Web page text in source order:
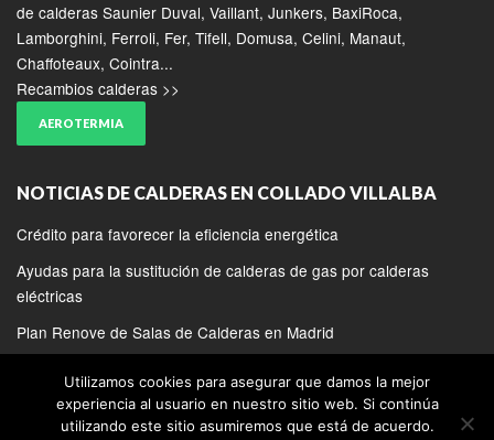
Utilizamos cookies para asegurar que damos la mejor
experiencia al usuario en nuestro sitio web. Si continúa
utilizando este sitio asumiremos que está de acuerdo.
de calderas Saunier Duval, Vaillant, Junkers, BaxiRoca,
Lamborghini, Ferroli, Fer, Tifell, Domusa, Celini, Manaut,
Chaffoteaux, Cointra...
Recambios calderas >>
AEROTERMIA
NOTICIAS DE CALDERAS EN COLLADO VILLALBA
Crédito para favorecer la eficiencia energética
Ayudas para la sustitución de calderas de gas por calderas
eléctricas
Plan Renove de Salas de Calderas en Madrid